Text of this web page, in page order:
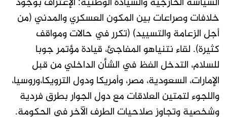
خلافات وصراعات بين المكون العسكري والمدني (من
أجل الزعامة والتسييد) (تكرر في حالات ومواقف
كثيرة). لقاء نتنياهو المفاجئ، قيادة مؤتمر جوبا
للسلام، التدخل الفظ في الشأن الداخلي من قبل
الإمارات، السعودية، مصر، وأمريكا ودول الترويكا،وروسيا،
واللجوء لتمتين العلاقات مع دول الجوار بطرق فردية
وشخصية وتجاوز صلاحيات الطرف الآخر في الحكومة.